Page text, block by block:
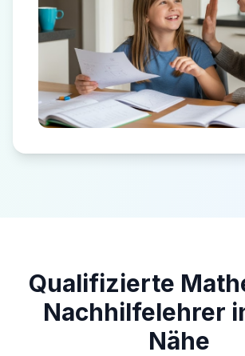
Qualifizierte
Nachhilfelehrer
Nähe